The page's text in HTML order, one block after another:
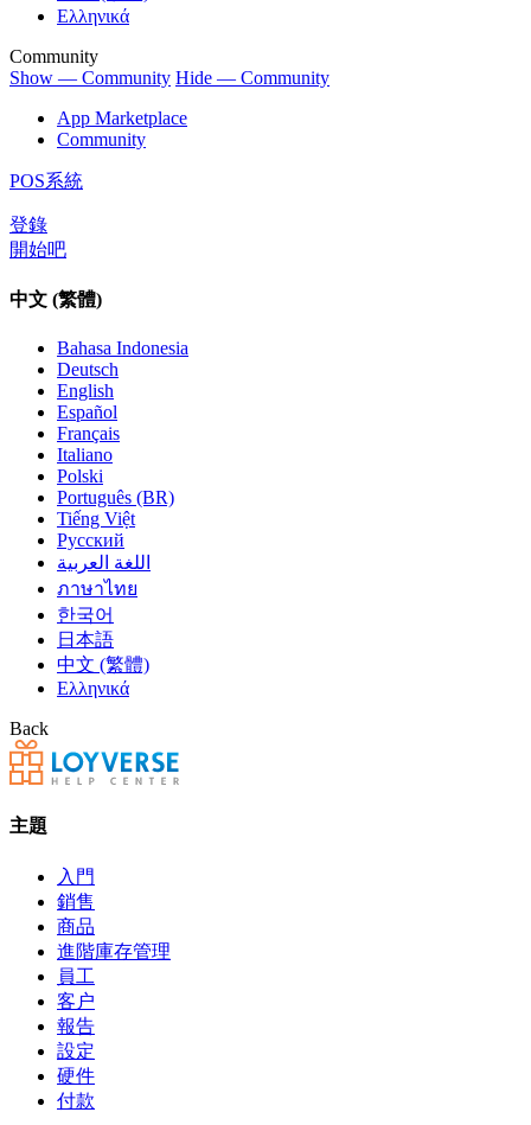
Ελληνικά
Community
Show — Community Hide — Community
App Marketplace
Community
POS系統
登錄
開始吧
中文 (繁體)
Bahasa Indonesia
Deutsch
English
Español
Français
Italiano
Polski
Português (BR)
Tiếng Việt
Русский
اللغة العربية
ภาษาไทย
한국어
日本語
中文 (繁體)
Ελληνικά
Back
主題
入門
銷售
商品
進階庫存管理
員工
客户
報告
設定
硬件
付款